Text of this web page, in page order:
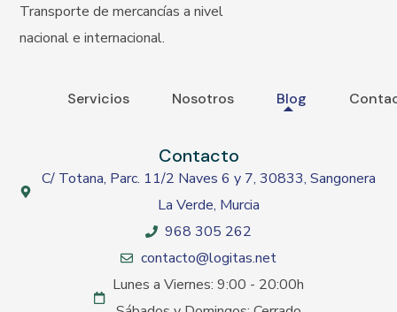
Transporte de mercancías a nivel
nacional e internacional.
Servicios Nosotros Blog
Contacto
C/ Totana, Parc. 11/2 Naves 6 y 7, 30833, Sangonera
La Verde, Murcia
968 305 262
contacto@logitas.net
Lunes a Viernes: 9:00 - 20:00h